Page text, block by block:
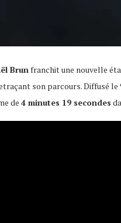
Brunfranchit une nouvelle
son parcours. Diffusé
de 4 minutes 19 secondes